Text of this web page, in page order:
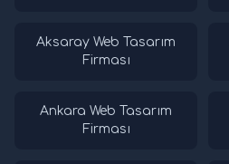
Aksaray Web Tasarım
Firması
Ankara Web Tasarım
Firması